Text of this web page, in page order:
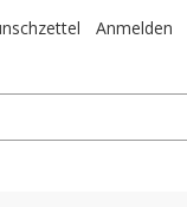
Anmelden